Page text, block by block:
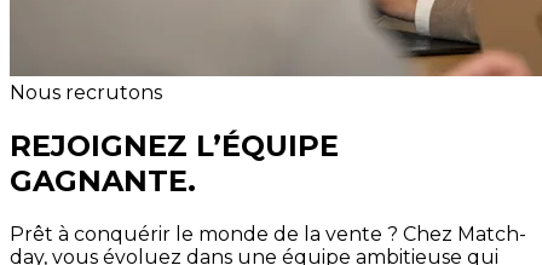
Nous recrutons
REJOIGNEZ L’ÉQUIPE
GAGNANTE.
Prêt à conquérir le monde de la vente ? Chez Match-
day, vous évoluez dans une équipe ambitieuse qui